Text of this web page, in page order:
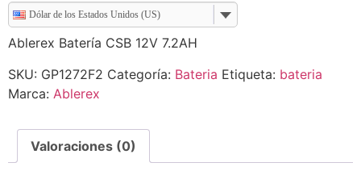
Dólar de los Estados Unidos (US)
Ablerex Batería CSB 12V 7.2AH
SKU: GP1272F2 Categoría: Bateria Etiqueta: bateria
Marca: Ablerex
Valoraciones (0)